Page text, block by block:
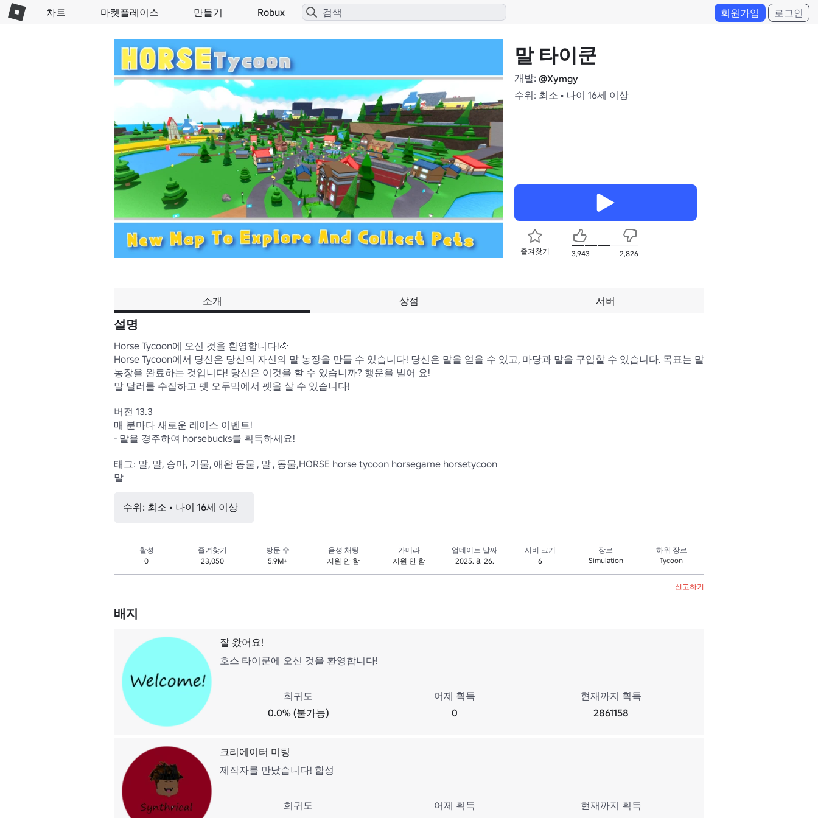
차트 마켓플레이스 만들기 Robux 회원가입 로그인
말 타이쿤
개발: @Xymgy
수위: 최소 • 나이 16세 이상
즐겨찾기 3,943 2,826
소개 상점 서버
설명
Horse Tycoon에 오신 것을 환영합니다!🐴
Horse Tycoon에서 당신은 당신의 자신의 말 농장을 만들 수 있습니다! 당신은 말을 얻을 수 있고, 마당과 말을 구입할 수 있습니다. 목표는 말
농장을 완료하는 것입니다! 당신은 이것을 할 수 있습니까? 행운을 빌어 요!
말 달러를 수집하고 펫 오두막에서 펫을 살 수 있습니다!
버전 13.3
매 분마다 새로운 레이스 이벤트!
- 말을 경주하여 horsebucks를 획득하세요!
태그: 말, 말, 승마, 거물, 애완 동물 , 말 , 동물,HORSE horse tycoon horsegame horsetycoon
수위: 최소 • 나이 16세 이상
활성
0
즐겨찾기
23,050
방문 수
5.9M+
음성 채팅
지원 안 함
카메라
지원 안 함
업데이트 날짜
2025. 8. 26.
서버 크기
6
장르
Simulation
하위 장르
Tycoon
신고하기
배지
잘 왔어요!
호스 타이쿤에 오신 것을 환영합니다!
희귀도
0.0% (불가능)
어제 획득
0
현재까지 획득
2861158
크리에이터 미팅
제작자를 만났습니다! 합성
희귀도
어제 획득
현재까지 획득